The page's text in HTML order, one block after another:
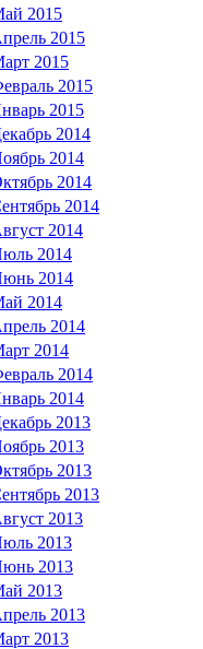
2015
2015
2015
2015
2015
2014
2014
2014
2014
2014
2014
2014
2014
2014
2014
2014
2014
2013
2013
2013
2013
2013
2013
2013
2013
2013
2013